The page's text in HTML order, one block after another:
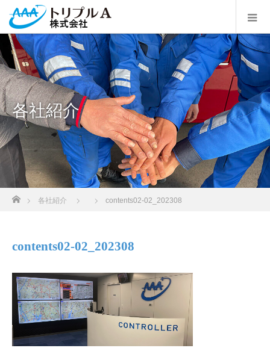
各社紹介
ホーム
各社紹介 contents02-02_202308
contents02-02_202308